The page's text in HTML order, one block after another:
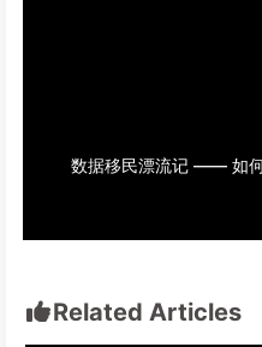
Related Articles